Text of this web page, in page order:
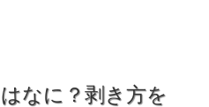
なに？剥き方を